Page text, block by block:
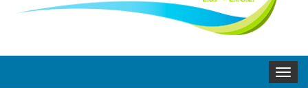
Toggle